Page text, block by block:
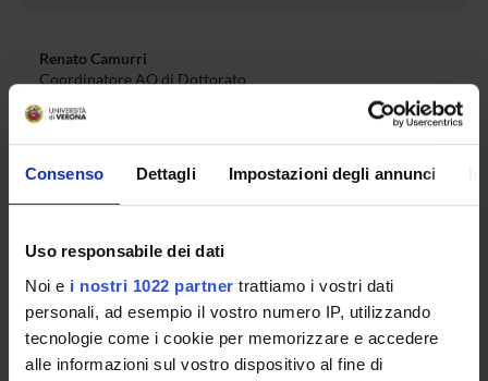
Consenso Dettagli Impostazioni degli annunci
Uso responsabile dei dati
Noi e i nostri 1022 partner trattiamo i vostri dati
personali, ad esempio il vostro numero IP, utilizzando
tecnologie come i cookie per memorizzare e accedere
alle informazioni sul vostro dispositivo al fine di
Renato Camurri
Coordinatore AQ di Dottorato
Patrizia Basso
Emanuela Gamberoni
Rappresentante dottorandi
Angelica Gabrielli
Rappresentante dottorandi